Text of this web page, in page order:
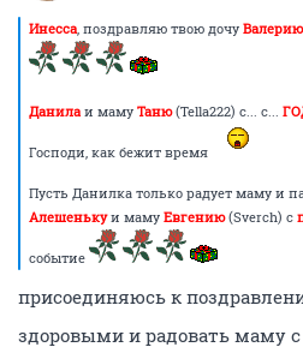
Инесса, поздравляю твою дочу Валерию
Данилаи маму Таню(Tella222) с... с...
Господи, как бежит время
Пусть Данилка только радует маму и
Алешенькуи маму Евгению(Sverch) с
событие
присоединяюсь к
здоровыми и радовать маму с